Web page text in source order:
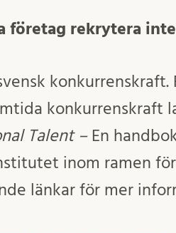
företag rekrytera
konkurrenskraft
Talent – En
inom ramen
länkar för mer